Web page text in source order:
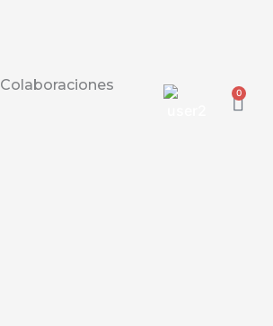
Colaboraciones 0